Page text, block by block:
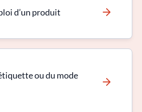
d’un produit
ou du mode